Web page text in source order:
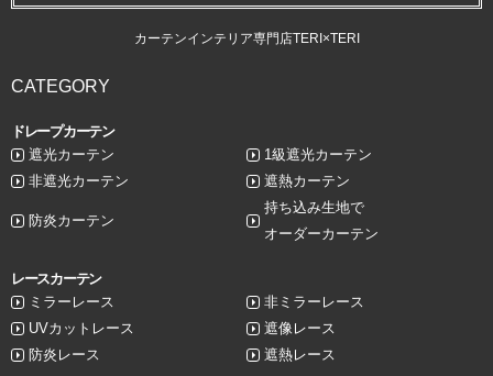
カーテンインテリア専門店TERI×TERI
CATEGORY
ドレープカーテン
遮光カーテン
1級遮光カーテン
非遮光カーテン
遮熱カーテン
防炎カーテン
持ち込み生地で
オーダーカーテン
レースカーテン
ミラーレース
非ミラーレース
UVカットレース
遮像レース
防炎レース
遮熱レース